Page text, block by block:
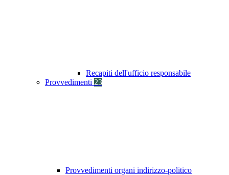
Recapiti dell'ufficio responsabile
Provvedimenti 23
Provvedimenti organi indirizzo-politico